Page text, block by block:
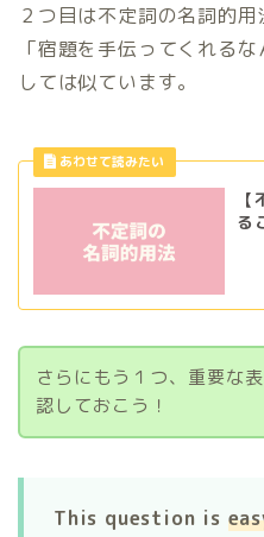
２つ目は不定詞の名詞的用
「宿題を手伝ってくれる
しては似ています。
る
さらにもう１つ、重要な
認しておこう！
This question is